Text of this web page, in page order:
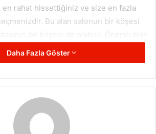
rahat hissettiğiniz ve size en fazla
Bu alan salonun bir köşesi
yerinizi belirledikten sonra, sıra
konusuna dikkat etmelisiniz.
rahat edeceksiniz o tipte koltuğu
köşesi konusunda genellikle
tercih edilmektedir. Okuma
Daha Fazla Göster